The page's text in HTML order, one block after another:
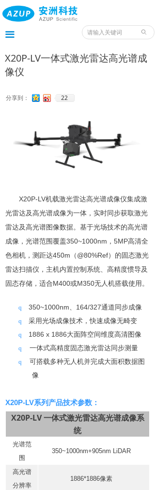
끀
首页
产品
服务
应用
案例
服务预约入口
ꄙ
X20P-LV一体式激光雷达高光谱成
像仪
X20P-LV机载激光雷达高光谱成像仪集成激
光雷达及高光谱成像为一体，实时同步获取激光
雷达及高光谱图像数据。基于光场技术的高光谱
成像，光谱范围覆盖350~1000nm，5MP高清全
色相机，测距达450m（@80%Ref）的固态激光
雷达扫描仪，主机内置控制系统、高精度惯导及
固态存储，适合M400或M350无人机搭载使用。
q 350~1000nm 、164/327通道同步成像
q 采用光场成像技术，快速成像无畸变
q 1886 x 1886大面阵空间维度高清图像
q 一体式高精度固态激光雷达同步测量
q 可搭载多种无人机并完成大面积数据图
像
X20P-LV系列 产品技术参数 ：
X20P-LV 一体式激光雷达高光谱成像系
统
光谱范
围
350~1000nm+905nm LiDAR
高光谱
分辨率
1886*1886像素
分享到： 22